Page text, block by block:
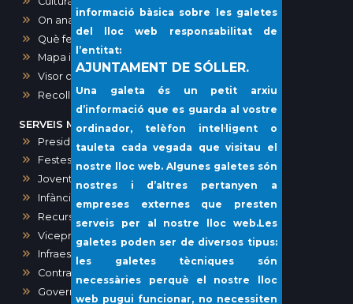
On anar?
Què fer?
Mapa interactiu dels comerços de Sóller
Visor cartogràfic (IDE)
Recollida porta a porta i voluminosos
SERVEIS MUNICIPALS
Presidència, Comunicació, Premsa i Protocol
Festes
Joventut
Infància i Igualtat
Recursos humans
Vicepresidència i Administració General
Infraestructures i Vies Públiques
Contractació
Governació
informació bàsica sobre les galetes
del lloc web responsabilitat de
l’entitat:
AJUNTAMENT DE SÓLLER.
Una galeta és un petit arxiu
d’informació que es guarda al vostre
ordinador, telèfon intel·ligent o
tauleta cada vegada que visitau el
nostre lloc web. Algunes galetes són
nostres i d’altres pertanyen a
empreses externes que presten
serveis per al nostre lloc web.Les
galetes poden ser de diversos tipus:
les galetes tècniques són
necessàries perquè el nostre lloc
web pugui funcionar, no necessiten